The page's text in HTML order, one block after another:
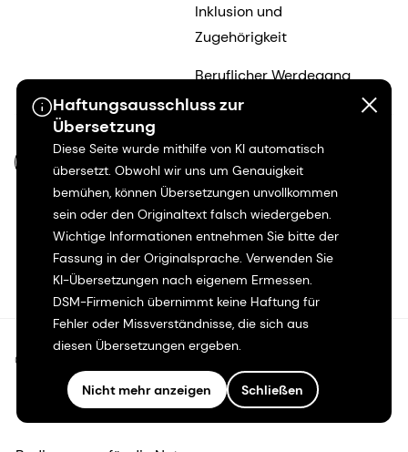
Haftungsausschluss zur
Übersetzung
Diese Seite wurde mithilfe von KI automatisch
übersetzt. Obwohl wir uns um Genauigkeit
bemühen, können Übersetzungen unvollkommen
sein oder den Originaltext falsch wiedergeben.
Wichtige Informationen entnehmen Sie bitte der
Fassung in der Originalsprache. Verwenden Sie
KI-Übersetzungen nach eigenem Ermessen.
DSM-Firmenich übernimmt keine Haftung für
Fehler oder Missverständnisse, die sich aus
diesen Übersetzungen ergeben.
Nicht mehr anzeigen Schließen
Inklusion und
Zugehörigkeit
Beruflicher Werdegang
©2026 dsm-firmenich. Alle Rechte vorbehalten.
Hinweis zum Datenschutz